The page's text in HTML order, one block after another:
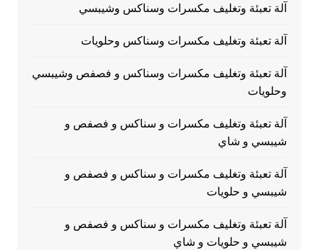
آلة تعبئة وتغليف مكسرات وسناكس وشيبسي
آلة تعبئة وتغليف مكسرات وسناكس وحلويات
آلة تعبئة وتغليف مكسرات وسناكس و فصفص وشيبسي
وحلويات
آلة تعبئة وتغليف مكسرات و سناكس و فصفص و
شيبسي و شاي
آلة تعبئة وتغليف مكسرات و سناكس و فصفص و
شيبسي و حلويات
آلة تعبئة وتغليف مكسرات و سناكس و فصفص و
شيبسي و حلويات و شاي